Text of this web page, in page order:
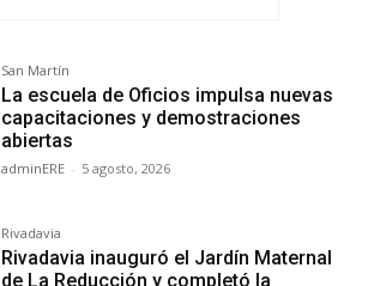
San Martín
La escuela de Oficios impulsa nuevas
capacitaciones y demostraciones
abiertas
adminERE - 5 agosto, 2026
Rivadavia
Rivadavia inauguró el Jardín Maternal
de La Reducción y completó la